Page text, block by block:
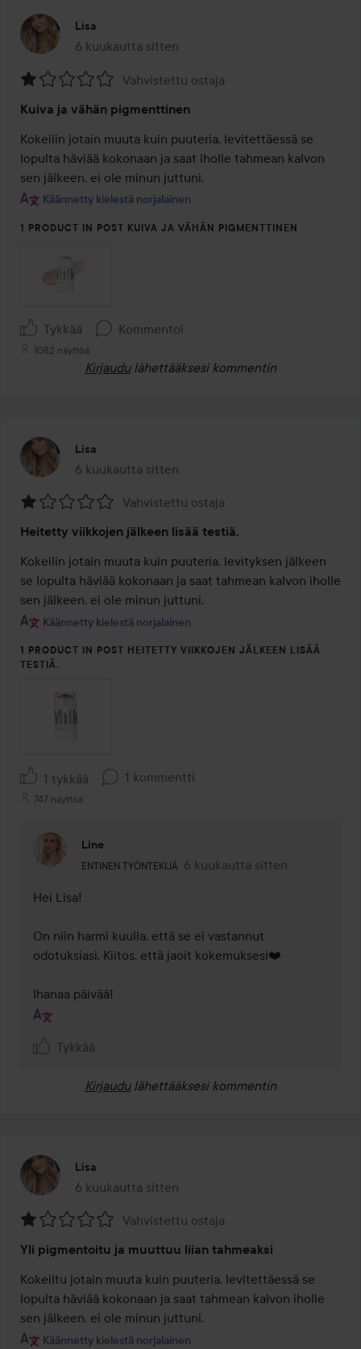
Lisa
6 kuukautta sitten
Viesti luotiin 6 kuukautta sitten
1
/
5
Vahvistettu ostaja
Kuiva ja vähän pigmenttinen
Kokeilin jotain muuta kuin puuteria, levitettäessä se
lopulta häviää kokonaan ja saat iholle tahmean kalvon
sen jälkeen, ei ole minun juttuni.
Käännetty kielestä norjalainen
1 PRODUCT IN POST KUIVA JA VÄHÄN PIGMENTTINEN
Tykkää Kommentoi
1082 näyttöä
Kirjaudu lähettääksesi kommentin
Lisa
6 kuukautta sitten
Viesti luotiin 6 kuukautta sitten
1
/
5
Vahvistettu ostaja
Heitetty viikkojen jälkeen lisää testiä.
Kokeilin jotain muuta kuin puuteria, levityksen jälkeen
se lopulta häviää kokonaan ja saat tahmean kalvon iholle
sen jälkeen, ei ole minun juttuni.
Käännetty kielestä norjalainen
1 PRODUCT IN POST HEITETTY VIIKKOJEN JÄLKEEN LISÄÄ
TESTIÄ.
1 tykkää 1 kommentti
747 näyttöä
Line
ENTINEN TYÖNTEKIJÄ
Käyttäjän rooli: Entinen työntekijä.
6 kuukautta sitten
Kommentti lisättiin 6
Hei Lisa!
On niin harmi kuulla, että se ei vastannut
odotuksiasi. Kiitos, että jaoit kokemuksesi❤️
Ihanaa päivää!
Tykkää
Kirjaudu lähettääksesi kommentin
Lisa
6 kuukautta sitten
Viesti luotiin 6 kuukautta sitten
1
/
5
Vahvistettu ostaja
Yli pigmentoitu ja muuttuu liian tahmeaksi
Kokeiltu jotain muuta kuin puuteria, levitettäessä se
lopulta häviää kokonaan ja saat tahmean kalvon iholle
sen jälkeen, ei ole minun juttuni.
Käännetty kielestä norjalainen